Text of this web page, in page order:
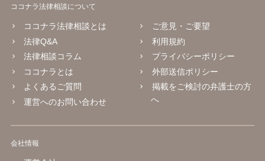
ココナラ法律相談について
ココナラ法律相談とは
法律Q&A
法律相談コラム
ココナラとは
よくあるご質問
運営へのお問い合わせ
ご意見・ご要望
利用規約
プライバシーポリシー
外部送信ポリシー
掲載をご検討の弁護士の方
へ
会社情報